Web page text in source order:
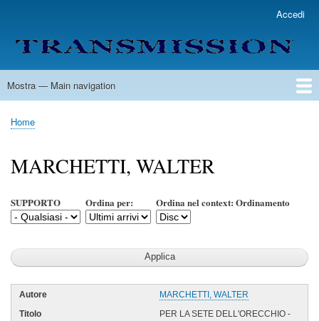
contenuto
principale
account
menu
Accedi
Main
Mostra — Main navigation
Home
Lista Autori
Contatti
Spedizione & Consegna
Legenda
Condizioni per l'uso
Briciole
pane
Home
MARCHETTI, WALTER
SUPPORTO Ordina per: Ordina nel context: Ordinamento
MARCHETTI, WALTER
PER LA SETE DELL'ORECCHIO -